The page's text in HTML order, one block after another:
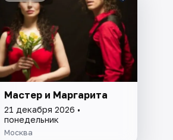
Мастер и Маргарита
21 декабря 2026 •
понедельник
Москва